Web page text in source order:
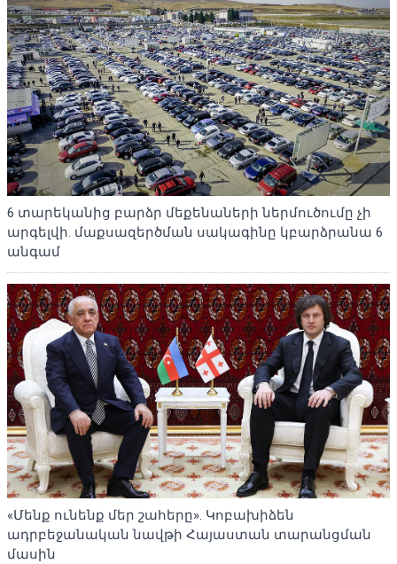
6 տարեկանից բարձր մեքենաների ներմուծումը չի
արգելվի. մաքսազերծման սակագինը կբարձրանա 6
անգամ
«Մենք ունենք մեր շահերը». Կոբախիձեն
ադրբեջանական նավթի Հայաստան տարանցման
մասին